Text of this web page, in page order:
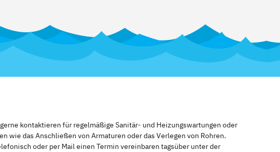
kontaktieren für regelmäßige Sanitär- und Heizungswartungen oder
wie das Anschließen von Armaturen oder das Verlegen von Rohren.
oder per Mail einen Termin vereinbaren tagsüber unter der